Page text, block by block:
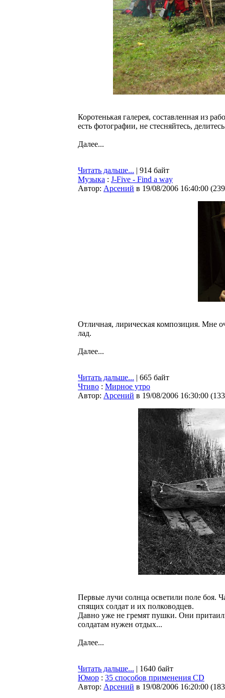
Коротенькая галерея, составленная из
есть фотографии, не стесняйтесь,
Далее...
Читать дальше... | 914 байт
Музыка : J-Five - Find a way
Автор: Арсений в 19/08/2006 16:40:00 (
Отличная, лирическая композиция. Мне
лад.
Далее...
Читать дальше... | 665 байт
Чтиво : Мирное утро
Автор: Арсений в 19/08/2006 16:30:00 (
Первые лучи солнца осветили поле боя.
спящих солдат и их полководцев.
Давно уже не гремят пушки. Они
солдатам нужен отдых...
Далее...
Читать дальше... | 1640 байт
Юмор : 35 способов применения CD
Автор: Арсений в 19/08/2006 16:20:00 (